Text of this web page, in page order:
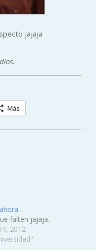
jajaja
Más
falten jajaja.
2012